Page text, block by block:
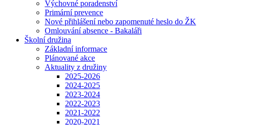
Výchovné poradenství
Primární prevence
Nové přihlášení nebo zapomenuté heslo do ŽK
Omlouvání absence - Bakaláři
Školní družina
Základní informace
Plánované akce
Aktuality z družiny
2025-2026
2024-2025
2023-2024
2022-2023
2021-2022
2020-2021